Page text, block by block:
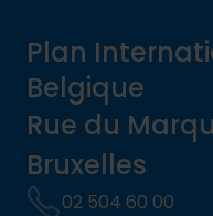
Plan
Belgique
Rue du
Bruxelles
02 504 60 00